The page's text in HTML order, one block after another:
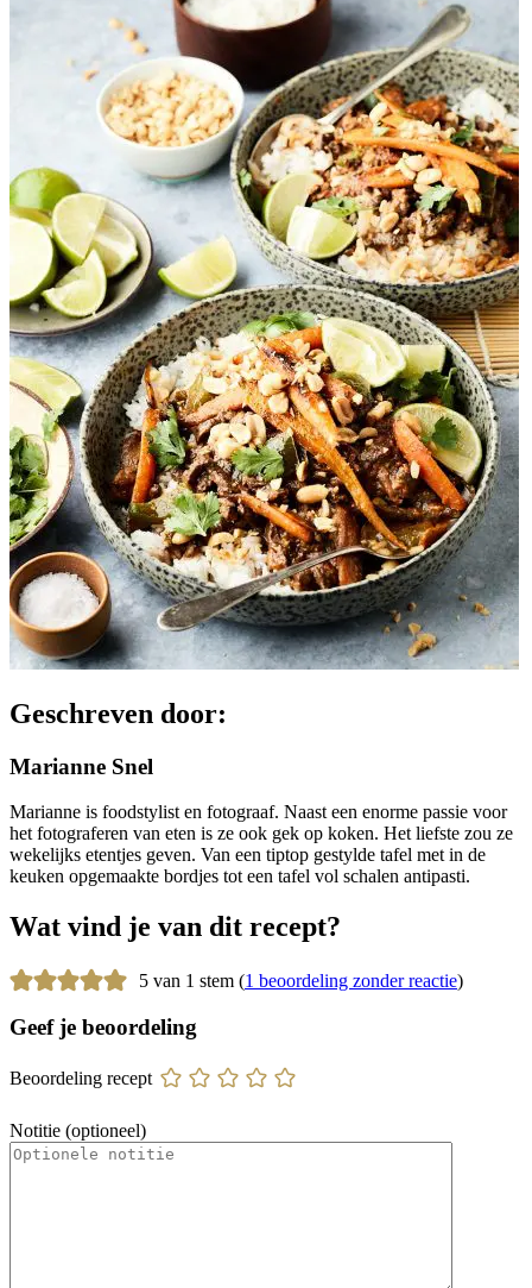
Geschreven door:
Marianne Snel
Marianne is foodstylist en fotograaf. Naast een enorme passie voor
het fotograferen van eten is ze ook gek op koken. Het liefste zou ze
wekelijks etentjes geven. Van een tiptop gestylde tafel met in de
keuken opgemaakte bordjes tot een tafel vol schalen antipasti.
Wat vind je van dit recept?
5 van 1 stem (1 beoordeling zonder reactie)
Geef je beoordeling
Beoordeling recept
Notitie (optioneel)